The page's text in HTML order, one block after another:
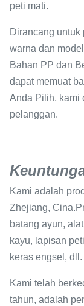
peti mati.
Dirancang untuk
warna dan
Bahan PP dan
dapat memuat
Anda Pilih, kami
pelanggan.
Kami adalah
Zhejiang,
batang ayun,
kayu, lapisan
keras engsel, dll.
Kami telah
tahun, adalah